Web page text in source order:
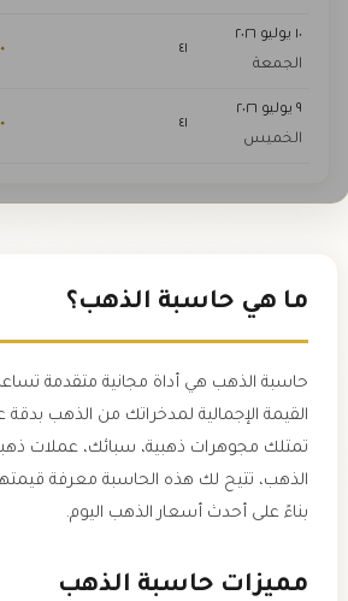
١٠ يوليو ٢٠٢٦
الجمعة
٤١ ٠
٩ يوليو ٢٠٢٦
الخميس
٤١ ٠
ما هي حاسبة الذهب؟
حاسبة الذهب هي أداة مجانية متقدمة
القيمة الإجمالية لمدخراتك من الذهب بدقة
تمتلك مجوهرات ذهبية، سبائك، عملات
الذهب، تتيح لك هذه الحاسبة معرفة قيمتها
بناءً على أحدث أسعار الذهب اليوم.
مميزات حاسبة الذهب